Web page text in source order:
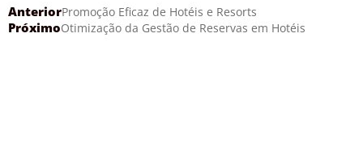
AnteriorPromoção Eficaz de Hotéis e Resorts
PróximoOtimização da Gestão de Reservas em Hotéis